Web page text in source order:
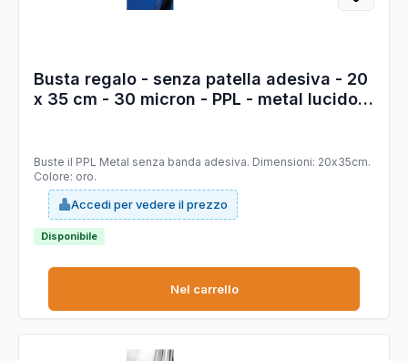
Busta regalo - senza patella adesiva - 20
x 35 cm - 30 micron - PPL - metal lucido -
Buste il PPL Metal senza banda adesiva. Dimensioni: 20x35cm.
Colore: oro.
Accedi per vedere il prezzo
Disponibile
Nel carrello